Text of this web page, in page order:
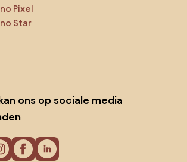
Pixel
Star
ons op sociale media